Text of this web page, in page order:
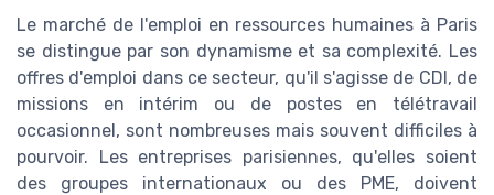
Le marché de l'emploi en ressources humaines à Paris
se distingue par son dynamisme et sa complexité. Les
offres d'emploi dans ce secteur, qu'il s'agisse de CDI, de
missions en intérim ou de postes en télétravail
occasionnel, sont nombreuses mais souvent difficiles à
pourvoir. Les entreprises parisiennes, qu'elles soient
des groupes internationaux ou des PME, doivent